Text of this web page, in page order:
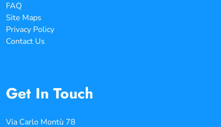
FAQ
Site Maps
Privacy Policy
Contact Us
Get In Touch
Via Carlo Montù 78